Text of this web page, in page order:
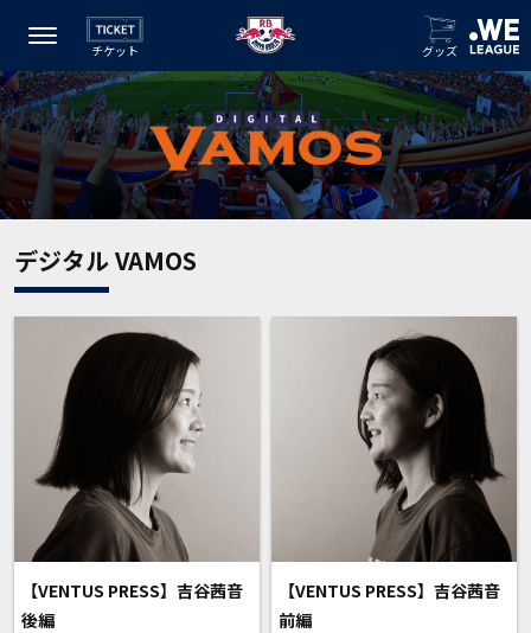
チケット グッズ
デジタル VAMOS
【VENTUS PRESS】吉谷茜音
後編
【VENTUS PRESS】吉谷茜音
前編